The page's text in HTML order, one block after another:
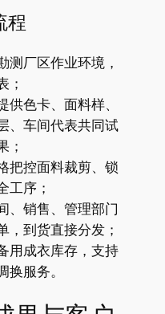
程
测厂区作业环境，
；
供色卡、面料样、
、车间代表共同试
；
把控面料裁剪、锁
工序；
、销售、管理部门
，到货直接分发；
用成衣库存，支持
换服务。